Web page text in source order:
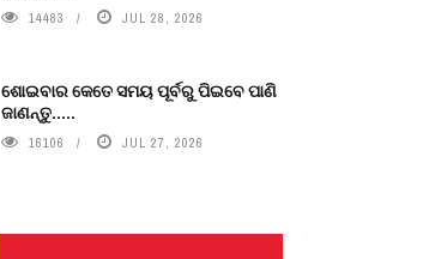
14483 JUL 28, 2026
ଶୋଇବାର କେତେ ସମୟ ପୂର୍ବରୁ ପିଇବେ ପାଣି
ଜାଣନ୍ତୁ.....
16106 JUL 27, 2026